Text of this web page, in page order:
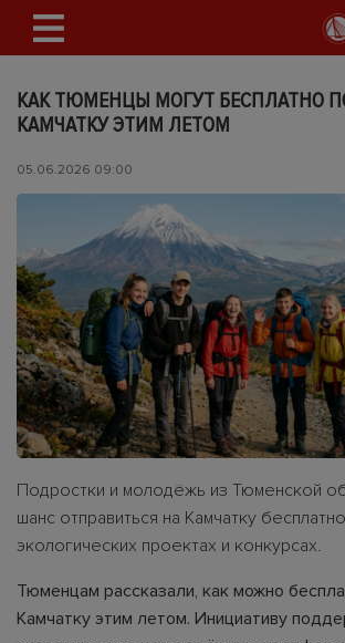
КАК ТЮМЕНЦЫ МОГУТ БЕСПЛАТНО
КАМЧАТКУ ЭТИМ ЛЕТОМ
05.06.2026 09:00
Подростки и молодёжь из Тюменской
шанс отправиться на Камчатку
экологических проектах и конкурсах.
Тюменцам рассказали, как можно
Камчатку этим летом. Инициативу